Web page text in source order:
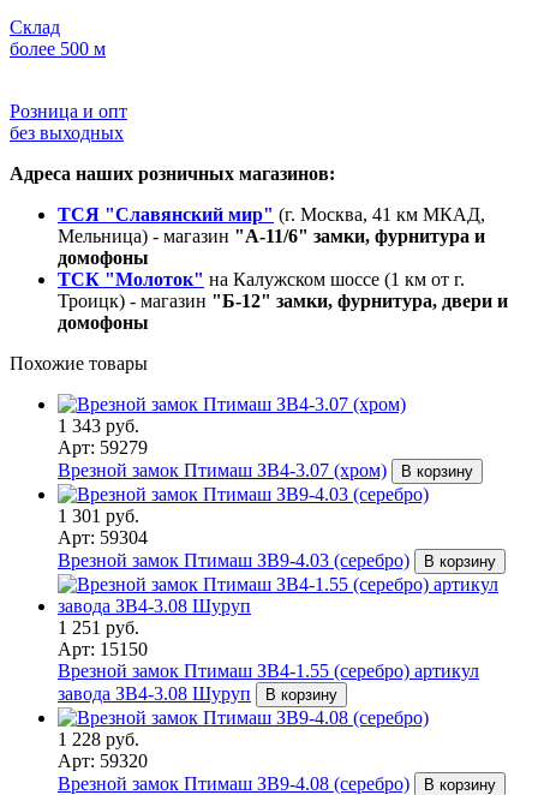
Склад
более 500 м
Розница и опт
без выходных
Адреса наших розничных магазинов:
ТСЯ "Славянский мир" (г. Москва, 41 км МКАД,
Мельница) - магазин "А-11/6" замки, фурнитура и
домофоны
ТСК "Молоток" на Калужском шоссе (1 км от г.
Троицк) - магазин "Б-12" замки, фурнитура, двери и
домофоны
Похожие товары
1 343 руб.
Арт: 59279
Врезной замок Птимаш ЗВ4-3.07 (хром)
В корзину
1 301 руб.
Арт: 59304
Врезной замок Птимаш ЗВ9-4.03 (серебро)
В корзину
1 251 руб.
Арт: 15150
Врезной замок Птимаш ЗВ4-1.55 (серебро) артикул
завода ЗВ4-3.08 Шуруп
В корзину
1 228 руб.
Арт: 59320
Врезной замок Птимаш ЗВ9-4.08 (серебро)
В корзину